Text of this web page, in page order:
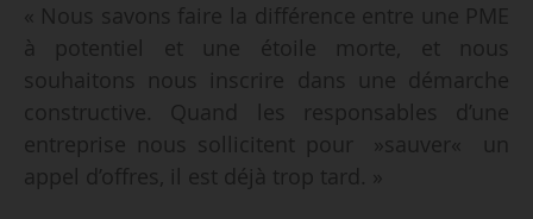
« Nous savons faire la différence entre une PME
à potentiel et une étoile morte, et nous
souhaitons nous inscrire dans une démarche
constructive. Quand les responsables d’une
entreprise nous sollicitent pour »sauver« un
appel d’offres, il est déjà trop tard. »